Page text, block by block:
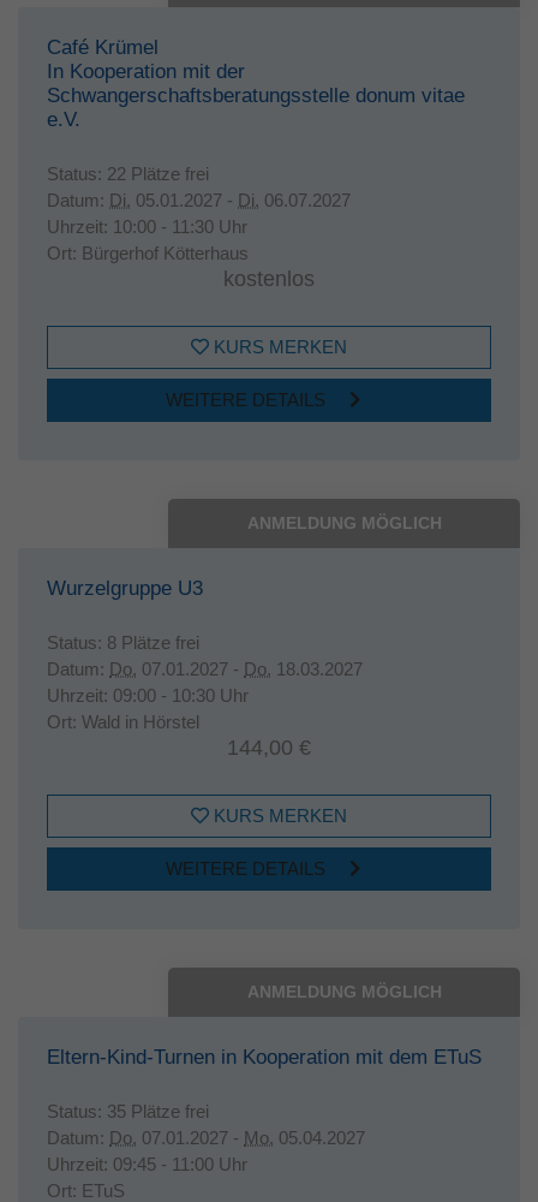
Café Krümel
In Kooperation mit der
Schwangerschaftsberatungsstelle donum vitae
e.V.
Status: 22 Plätze frei
Datum: Di. 05.01.2027 - Di. 06.07.2027
Uhrzeit: 10:00 - 11:30 Uhr
Ort: Bürgerhof Kötterhaus
kostenlos
KURS MERKEN
WEITERE DETAILS
ANMELDUNG MÖGLICH
Wurzelgruppe U3
Status: 8 Plätze frei
Datum: Do. 07.01.2027 - Do. 18.03.2027
Uhrzeit: 09:00 - 10:30 Uhr
Ort: Wald in Hörstel
144,00 €
KURS MERKEN
WEITERE DETAILS
ANMELDUNG MÖGLICH
Eltern-Kind-Turnen in Kooperation mit dem ETuS
Status: 35 Plätze frei
Datum: Do. 07.01.2027 - Mo. 05.04.2027
Uhrzeit: 09:45 - 11:00 Uhr
Ort: ETuS